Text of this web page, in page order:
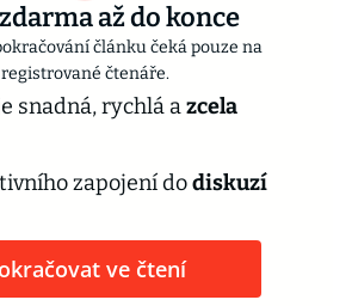
až do konce
článku čeká pouze na
registrované čtenáře.
snadná, rychlá azcela
zapojení dodiskuzí
ve čtení